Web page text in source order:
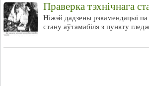
Праверка тэхнічнага
Ніжэй дадзены рэкамендацыі па
стану аўтамабіля з пункту